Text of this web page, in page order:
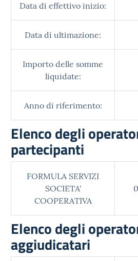
Data di effettivo inizio:
Data di ultimazione:
Importo delle somme
liquidate:
Anno di riferimento:
Elenco degli
partecipanti
FORMULA SERVIZI
SOCIETA'
COOPERATIVA
Elenco degli
aggiudicatari